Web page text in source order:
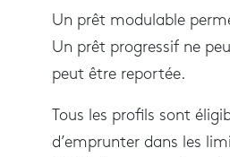
Un prêt modulable
Un prêt progressif ne
peut être reportée.
Tous les profils sont
d’emprunter dans les